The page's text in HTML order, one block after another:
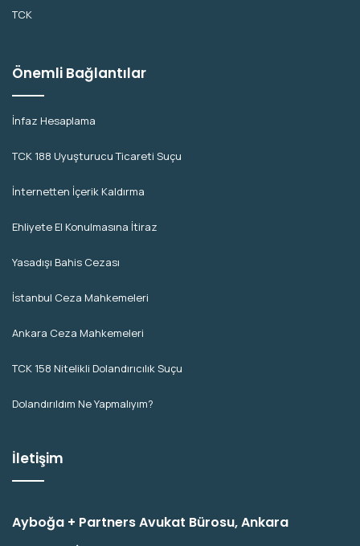
TCK
Önemli Bağlantılar
İnfaz Hesaplama
TCK 188 Uyuşturucu Ticareti Suçu
İnternetten İçerik Kaldırma
Ehliyete El Konulmasına İtiraz
Yasadışı Bahis Cezası
İstanbul Ceza Mahkemeleri
Ankara Ceza Mahkemeleri
TCK 158 Nitelikli Dolandırıcılık Suçu
Dolandırıldım Ne Yapmalıyım?
İletişim
Ayboğa + Partners Avukat Bürosu, Ankara